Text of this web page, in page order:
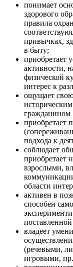
понимает
здорового
правила
привычках,
в быту;
приобретает
активности,
физической
интерес к
ощущает
гражданином
приобретает
подхода к
соблюдает
приобретает
взрослыми,
области
активен в
способен
поставленной
владеет
(речевыми,
игровыми,